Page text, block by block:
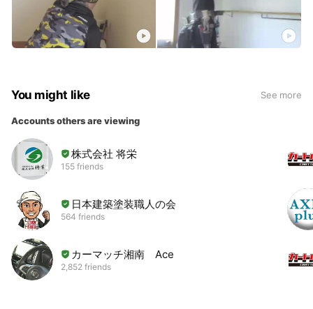
You might like See more
Accounts others are viewing
株式会社 将栄
155 friends
日本建築塗装職人の会
564 friends
カーマッチ湘南 Ace
2,852 friends